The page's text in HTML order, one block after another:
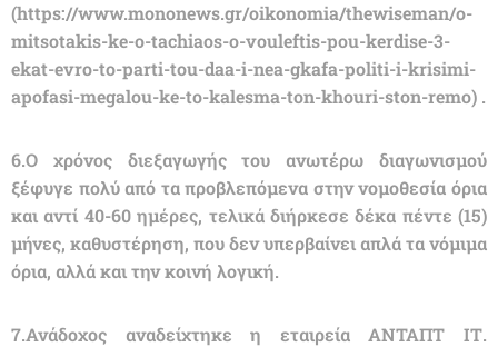
(https://www.mononews.gr/oikonomia/thewiseman/o-
mitsotakis-ke-o-tachiaos-o-vouleftis-pou-kerdise-3-
ekat-evro-to-parti-tou-daa-i-nea-gkafa-politi-i-krisimi-
apofasi-megalou-ke-to-kalesma-ton-khouri-ston-remo) .
6.O χρόνος διεξαγωγής του ανωτέρω διαγωνισμού
ξέφυγε πολύ από τα προβλεπόμενα στην νομοθεσία όρια
και αντί 40-60 ημέρες, τελικά διήρκεσε δέκα πέντε (15)
μήνες, καθυστέρηση, που δεν υπερβαίνει απλά τα νόμιμα
όρια, αλλά και την κοινή λογική.
7.Ανάδοχος αναδείχτηκε η εταιρεία ΑΝΤΑΠΤ ΙΤ.